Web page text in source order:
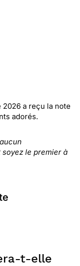
2026 a reçu la note
adorés.
le premier à
t-elle